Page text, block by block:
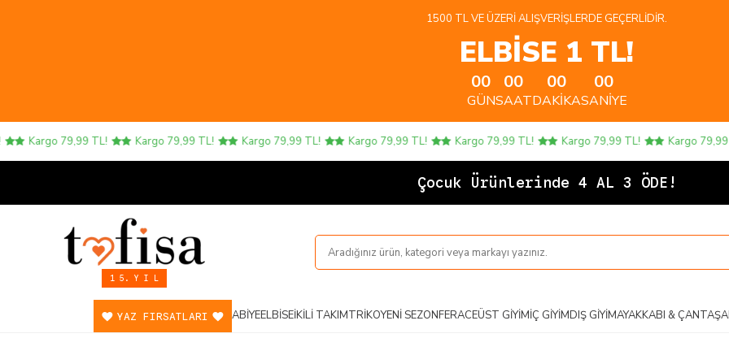
1500 TL VE ÜZERI ALIŞVERIŞLERDE GEÇERLIDIR.
ELBİSE 1 TL!
00
GÜN
00
SAAT
00
DAKIKA
00
SANIYE
Kargo 79,99 TL! Kargo 79,99 TL! Kargo 79,99 TL! Kargo 79,99 TL! Kargo 79,99 TL! Kargo 79,99 TL! Kargo 79,99 TL!
Çoc
1 5. Y I L
YAZ FIRSATLARI ABIYEELBISEİKILI TAKIMTRIKOYENI SEZONFERACEÜST GIYIMİÇ GIYIMDIŞ GIYIMAYAKKABI & ÇANTA